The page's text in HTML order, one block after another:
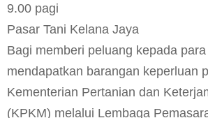
9.00 pagi
Pasar Tani Kelana Jaya
Bagi memberi peluang kepada
mendapatkan barangan keperluan
Kementerian Pertanian dan
(KPKM) melalui Lembaga